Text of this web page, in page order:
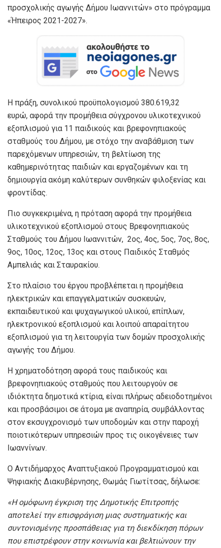
προσχολικής αγωγής Δήμου Ιωαννιτών» στο πρόγραμμα
«Ήπειρος 2021-2027».
Η πράξη, συνολικού προϋπολογισμού 380.619,32
ευρώ, αφορά την προμήθεια σύγχρονου υλικοτεχνικού
εξοπλισμού για 11 παιδικούς και βρεφονηπιακούς
σταθμούς του Δήμου, με στόχο την αναβάθμιση των
παρεχόμενων υπηρεσιών, τη βελτίωση της
καθημερινότητας παιδιών και εργαζομένων και τη
δημιουργία ακόμη καλύτερων συνθηκών φιλοξενίας και
φροντίδας.
Πιο συγκεκριμένα, η πρόταση αφορά την προμήθεια
υλικοτεχνικού εξοπλισμού στους Βρεφονηπιακούς
Σταθμούς του Δήμου Ιωαννιτών, 2ος, 4ος, 5ος, 7ος, 8ος,
9ος, 10ος, 12ος, 13ος και στους Παιδικός Σταθμός
Αμπελιάς και Σταυρακίου.
Στο πλαίσιο του έργου προβλέπεται η προμήθεια
ηλεκτρικών και επαγγελματικών συσκευών,
εκπαιδευτικού και ψυχαγωγικού υλικού, επίπλων,
ηλεκτρονικού εξοπλισμού και λοιπού απαραίτητου
εξοπλισμού για τη λειτουργία των δομών προσχολικής
αγωγής του Δήμου.
Η χρηματοδότηση αφορά τους παιδικούς και
βρεφονηπιακούς σταθμούς που λειτουργούν σε
ιδιόκτητα δημοτικά κτίρια, είναι πλήρως αδειοδοτημένοι
και προσβάσιμοι σε άτομα με αναπηρία, συμβάλλοντας
στον εκσυγχρονισμό των υποδομών και στην παροχή
ποιοτικότερων υπηρεσιών προς τις οικογένειες των
Ιωαννίνων.
Ο Αντιδήμαρχος Αναπτυξιακού Προγραμματισμού και
Ψηφιακής Διακυβέρνησης, Θωμάς Γιωτίτσας, δήλωσε:
«Η ομόφωνη έγκριση της Δημοτικής Επιτροπής
αποτελεί την επισφράγιση μιας συστηματικής και
συντονισμένης προσπάθειας για τη διεκδίκηση πόρων
που επιστρέφουν στην κοινωνία και βελτιώνουν την